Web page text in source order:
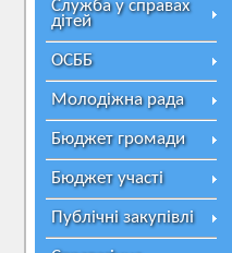
Служба у справах
дітей
ОСББ
Молодіжна рада
Бюджет громади
Бюджет участі
Публічні закупівлі